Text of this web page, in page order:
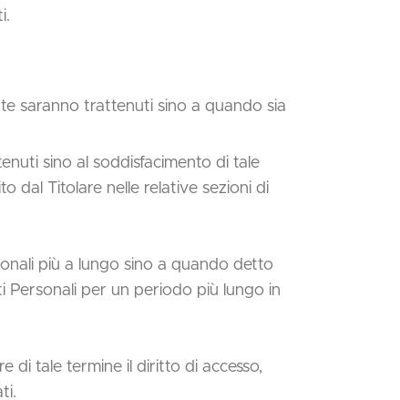
saranno trattenuti sino a quando sia
sino al soddisfacimento di tale
dal Titolare nelle relative sezioni di
più a lungo sino a quando detto
Personali per un periodo più lungo in
di tale termine il diritto di accesso,